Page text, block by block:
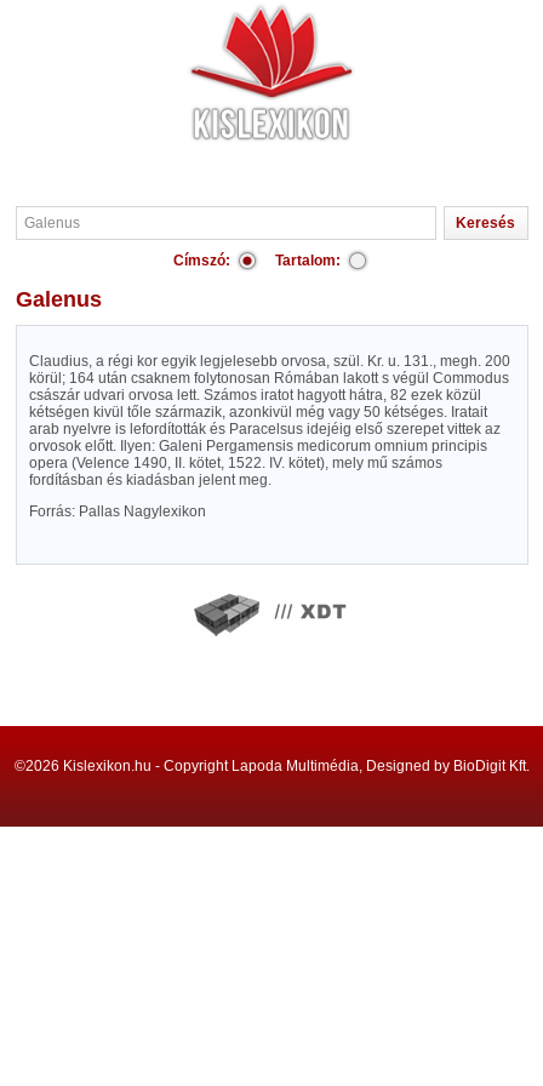
Címszó: Tartalom:
Galenus
Claudius, a régi kor egyik legjelesebb orvosa, szül. Kr. u. 131., megh. 200
körül; 164 után csaknem folytonosan Rómában lakott s végül Commodus
császár udvari orvosa lett. Számos iratot hagyott hátra, 82 ezek közül
kétségen kivül tőle származik, azonkivül még vagy 50 kétséges. Iratait
arab nyelvre is lefordították és Paracelsus idejéig első szerepet vittek az
orvosok előtt. Ilyen: Galeni Pergamensis medicorum omnium principis
opera (Velence 1490, II. kötet, 1522. IV. kötet), mely mű számos
fordításban és kiadásban jelent meg.
Forrás: Pallas Nagylexikon
©2026 Kislexikon.hu - Copyright Lapoda Multimédia, Designed by BioDigit Kft.